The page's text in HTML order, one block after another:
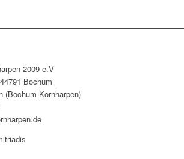
2009 e.V
Bochum
(Bochum-Kornharpen)